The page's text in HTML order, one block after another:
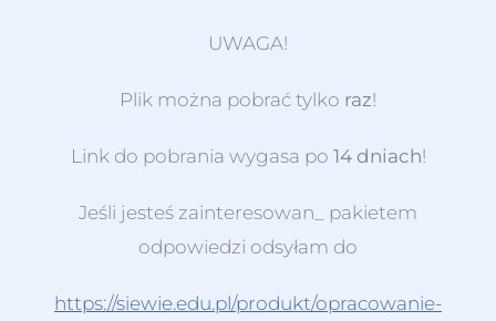
UWAGA!
Plik można pobrać tylko raz!
Link do pobrania wygasa po 14 dniach!
Jeśli jesteś zainteresowan_ pakietem
odpowiedzi odsyłam do
https://siewie.edu.pl/produkt/opracowanie-